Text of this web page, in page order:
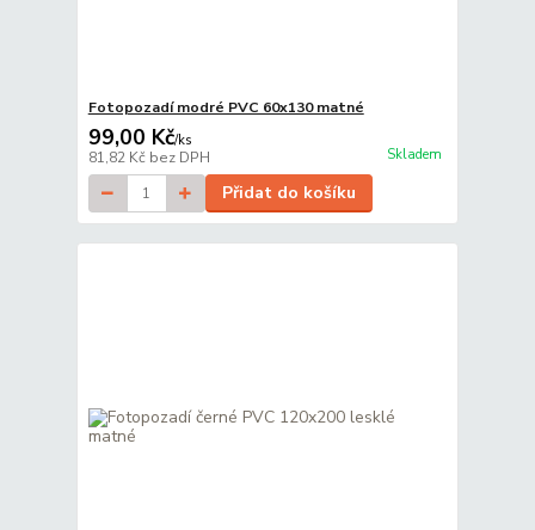
Fotopozadí modré PVC 60x130 matné
99,00 Kč/ks
81,82 Kč bez DPH Skladem
Přidat do košíku